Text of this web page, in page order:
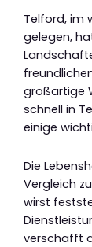
Telford, im
gelegen,
großartige
schnell in
einige
Die
Vergleich
wirst
verschafft